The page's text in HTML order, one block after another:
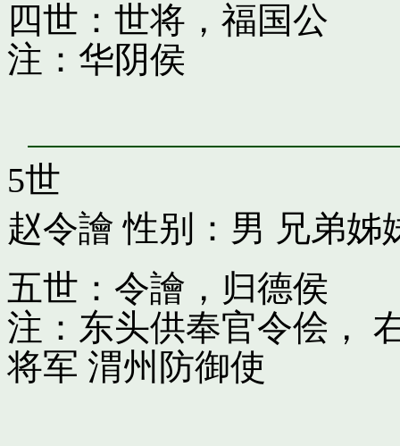
四世：世将，福国公
注：华阴侯
5世
赵令譮 性别：男 兄弟姊
五世：令譮，归德侯
注：东头供奉官令侩，
将军 渭州防御使